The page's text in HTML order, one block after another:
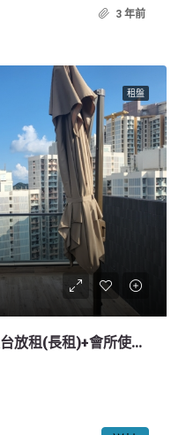
3 年前
租盤
【青衣薈藍】170呎純天台放租(長租)+會所使用權